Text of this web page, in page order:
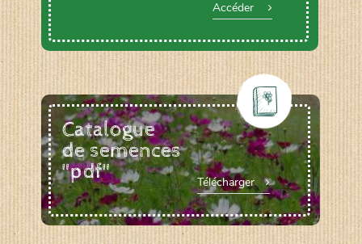
Accéder
Catalogue
de semences
"pdf"
Télécharger